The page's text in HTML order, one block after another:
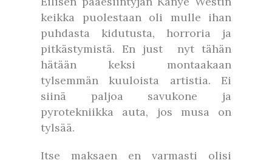
keikka puolestaan oli mulle ihan
puhdasta kidutusta, horroria ja
pitkästymistä. En just nyt tähän
hätään keksi montaakaan
tylsemmän kuuloista artistia. Ei
siinä paljoa savukone ja
pyrotekniikka auta, jos musa on
tylsää.
Itse maksaen en varmasti olisi